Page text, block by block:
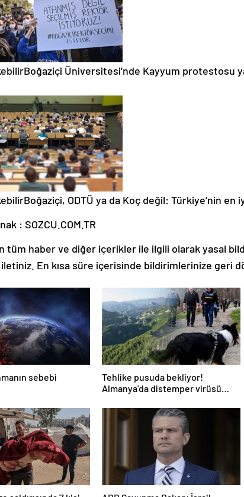
Boğaziçi Üniversitesi’nde Kayyum protestosu
Boğaziçi, ODTÜ ya da Koç değil: Türkiye’nin
: SOZCU.COM.TR
tüm haber ve diğer içerikler ile ilgili olarak yasal
En kısa süre içerisinde bildirimlerinize geri
sebebi
Tehlike pusuda bekliyor!
Almanya’da distemper virüsü